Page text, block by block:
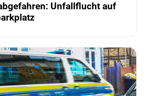
Unfallflucht auf